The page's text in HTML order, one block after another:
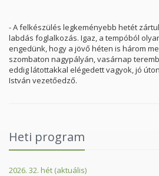
- A felkészülés legkeményebb hetét
labdás foglalkozás. Igaz, a tempóból
engedünk, hogy a jövő héten is három
szombaton nagypályán, vasárnap
eddig látottakkal elégedett vagyok, jó
István vezetőedző.
Heti program
2026. 32. hét (aktuális)